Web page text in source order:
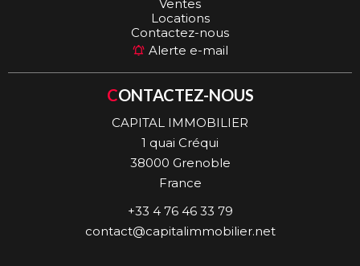
Ventes
Locations
Contactez-nous
Alerte e-mail
CONTACTEZ-NOUS
CAPITAL IMMOBILIER
1 quai Créqui
38000 Grenoble
France
+33 4 76 46 33 79
contact@capitalimmobilier.net